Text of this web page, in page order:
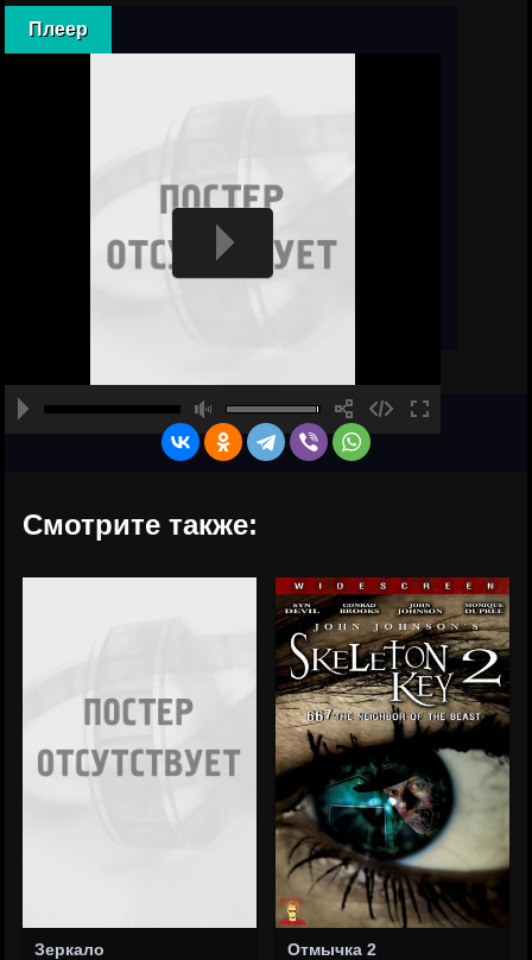
Плеер
Смотрите также:
Зеркало Отмычка 2